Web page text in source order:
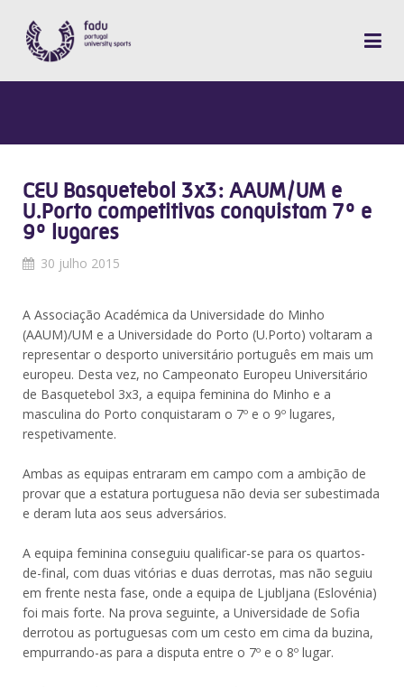
CEU Basquetebol 3x3: AAUM/UM e
U.Porto competitivas conquistam 7º e
9º lugares
30 julho 2015
A Associação Académica da Universidade do Minho
(AAUM)/UM e a Universidade do Porto (U.Porto) voltaram a
representar o desporto universitário português em mais um
europeu. Desta vez, no Campeonato Europeu Universitário
de Basquetebol 3x3, a equipa feminina do Minho e a
masculina do Porto conquistaram o 7º e o 9º lugares,
respetivamente.
Ambas as equipas entraram em campo com a ambição de
provar que a estatura portuguesa não devia ser subestimada
e deram luta aos seus adversários.
A equipa feminina conseguiu qualificar-se para os quartos-
de-final, com duas vitórias e duas derrotas, mas não seguiu
em frente nesta fase, onde a equipa de Ljubljana (Eslovénia)
foi mais forte. Na prova seguinte, a Universidade de Sofia
derrotou as portuguesas com um cesto em cima da buzina,
empurrando-as para a disputa entre o 7º e o 8º lugar.